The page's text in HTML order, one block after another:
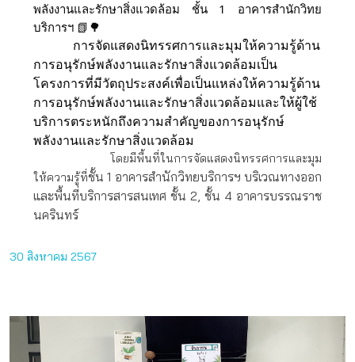
พลังงานและรักษาสิ่งแวดล้อม ชั้น 1 อาคารสำนักวิทย
บริการฯ 📗🌳
การจัดแสดงนิทรรศการและมุมให้ความรู้ด้าน
การอนุรักษ์พลังงานและรักษาสิ่งแวดล้อมเป็น
โครงการที่มีวัตถุประสงค์เพื่อเป็นแหล่งให้ความรู้ด้าน
การอนุรักษ์พลังงานและรักษาสิ่งแวดล้อมและให้ผู้ใช้
บริการตระหนักถึงความสำคัญของการอนุรักษ์
พลังงานและรักษาสิ่งแวดล้อม
โดยมีพื้นที่ในการจัดแสดงนิทรรศการและมุม
ให้ความรู้ที่ชั้น 1 อาคารสำนักวิทยบริการฯ บริเวณทางออก
และพื้นที่บริการสารสนเทศ ชั้น 2, ชั้น 4 อาคารบรรณราช
นครินทร์
30 สิงหาคม 2567